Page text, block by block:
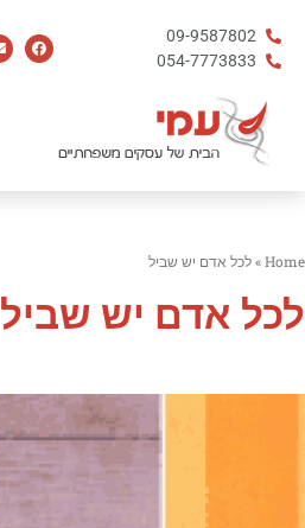
09-9587802
054-7773833
Home
»לכל אדם יש שביל
לכל אדם יש שביל